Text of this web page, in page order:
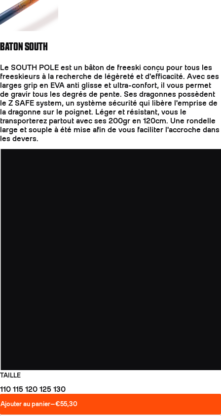
BATON SOUTH
Le SOUTH POLE est un bâton de freeski conçu pour tous les
freeskieurs à la recherche de légèreté et d'efficacité. Avec ses
larges grip en EVA anti glisse et ultra-confort, il vous permet
de gravir tous les degrés de pente. Ses dragonnes possèdent
le Z SAFE system, un système sécurité qui libère l'emprise de
la dragonne sur le poignet. Léger et résistant, vous le
transporterez partout avec ses 200gr en 120cm. Une rondelle
large et souple à été mise afin de vous faciliter l'accroche dans
les devers.
TAILLE
110 115 120 125 130
Ajouter au panier—€55,30